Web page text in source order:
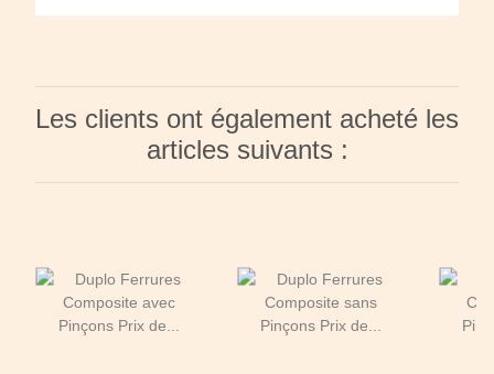
Les clients ont également acheté les
articles suivants :